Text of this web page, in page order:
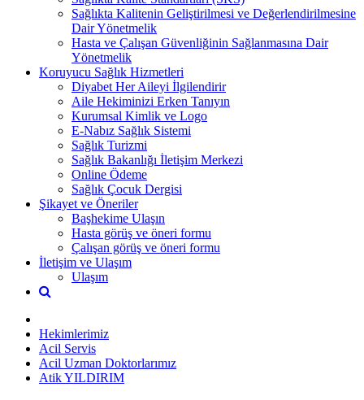
Sağlıkta Kalitenin Geliştirilmesi ve Değerlendirilmesine
Dair Yönetmelik
Hasta ve Çalışan Güvenliğinin Sağlanmasına Dair
Yönetmelik
Koruyucu Sağlık Hizmetleri
Diyabet Her Aileyi İlgilendirir
Aile Hekiminizi Erken Tanıyın
Kurumsal Kimlik ve Logo
E-Nabız Sağlık Sistemi
Sağlık Turizmi
Sağlık Bakanlığı İletişim Merkezi
Online Ödeme
Sağlık Çocuk Dergisi
Şikayet ve Öneriler
Başhekime Ulaşın
Hasta görüş ve öneri formu
Çalışan görüş ve öneri formu
İletişim ve Ulaşım
Ulaşım
Hekimlerimiz
Acil Servis
Acil Uzman Doktorlarımız
Atik YILDIRIM